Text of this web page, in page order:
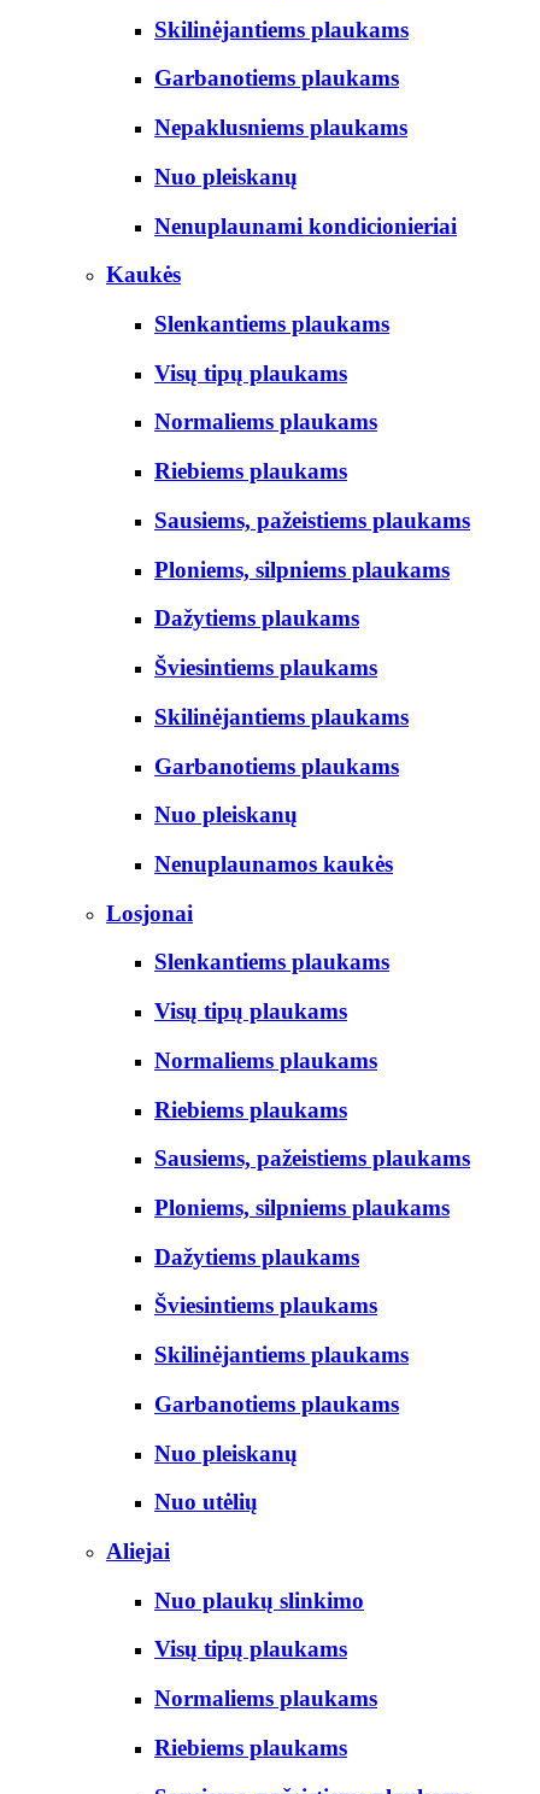
Skilinėjantiems plaukams
Garbanotiems plaukams
Nepaklusniems plaukams
Nuo pleiskanų
Nenuplaunami kondicionieriai
Kaukės
Slenkantiems plaukams
Visų tipų plaukams
Normaliems plaukams
Riebiems plaukams
Sausiems, pažeistiems plaukams
Ploniems, silpniems plaukams
Dažytiems plaukams
Šviesintiems plaukams
Skilinėjantiems plaukams
Garbanotiems plaukams
Nuo pleiskanų
Nenuplaunamos kaukės
Losjonai
Slenkantiems plaukams
Visų tipų plaukams
Normaliems plaukams
Riebiems plaukams
Sausiems, pažeistiems plaukams
Ploniems, silpniems plaukams
Dažytiems plaukams
Šviesintiems plaukams
Skilinėjantiems plaukams
Garbanotiems plaukams
Nuo pleiskanų
Nuo utėlių
Aliejai
Nuo plaukų slinkimo
Visų tipų plaukams
Normaliems plaukams
Riebiems plaukams